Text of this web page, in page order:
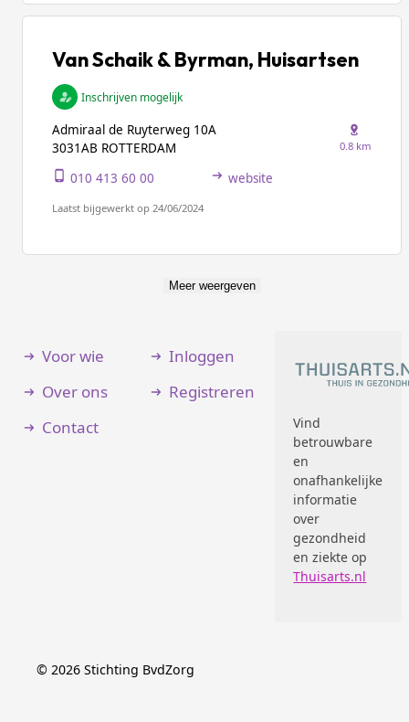
Van Schaik & Byrman, Huisartsen
Inschrijven mogelijk
Admiraal de Ruyterweg 10A
3031AB ROTTERDAM
0.8 km
010 413 60 00 website
Laatst bijgewerkt op 24/06/2024
Meer weergeven
Voor wie
Over ons
Contact
Inloggen
Registreren
Vind
betrouwbare
en
onafhankelijke
informatie
over
gezondheid
en ziekte op
Thuisarts.nl
© 2026 Stichting BvdZorg